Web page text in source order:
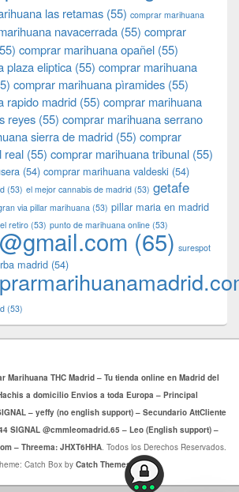
las retamas (55) comprar marihuana
navacerrada (55) comprar
comprar marihuana opañel (55)
plaza eliptica (55) comprar marihuana
comprar marihuana pìramides (55)
rapido madrid (55) comprar marihuana
reyes (55) comprar marihuana serrano
sierra de madrid (55) comprar
real (55) comprar marihuana tribunal (55)
(54) comprar marihuana valdeski (54)
(53) el mejor cannabis de madrid (53) getafe
via pillar marihuana (53) pillar maria en madrid
retiro (53) punto de marihuana online (53)
(65) surespot
madrid (54)
(53)
Marihuana THC Madrid – Tu tienda online en Madrid del
a domicilio Envios a toda Europa – Principal
– yeffy (no english support) – Secundario AttCliente
SIGNAL @cmmleomadrid.65 – Leo (English support) –
– Threema: JHXT6HHA. Todos los Derechos Reservados.
Catch Box by Catch Themes